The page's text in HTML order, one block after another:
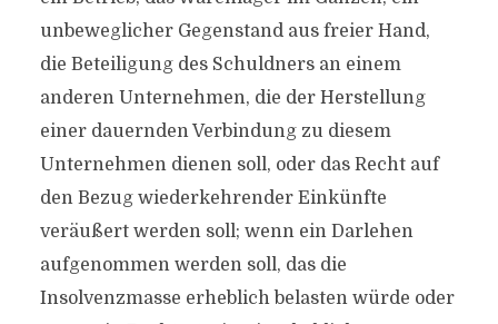
unbeweglicher Gegenstand aus freier Hand,
die Beteiligung des Schuldners an einem
anderen Unternehmen, die der Herstellung
einer dauernden Verbindung zu diesem
Unternehmen dienen soll, oder das Recht auf
den Bezug wiederkehrender Einkünfte
veräußert werden soll; wenn ein Darlehen
aufgenommen werden soll, das die
Insolvenzmasse erheblich belasten würde oder